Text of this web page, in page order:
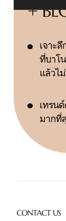
+
เจาะ
ที่บาโ
แล้วไ
เทรน
มากที่
CONTACT US